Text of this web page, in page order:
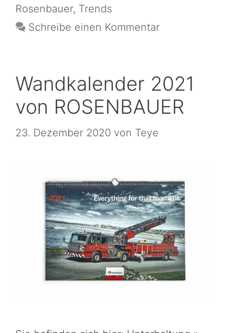
Rosenbauer, Trends
Schreibe einen Kommentar
Wandkalender 2021
von ROSENBAUER
23. Dezember 2020 von Teye